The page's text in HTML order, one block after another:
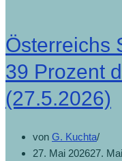
Österreichs
39 Prozent
(27.5.2026)
von G. Kuchta
27. Mai 202627.